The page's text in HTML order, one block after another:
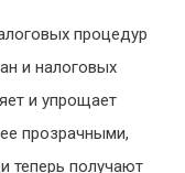
процедур
и налоговых
и упрощает
прозрачными,
теперь получают